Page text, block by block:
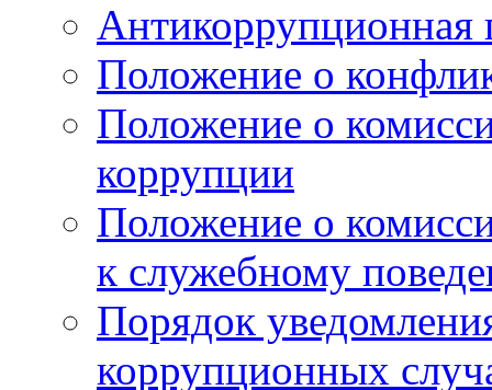
Антикоррупционная
Положение о
Положение о
коррупции
Положение о
к служебному
Порядок
коррупционных